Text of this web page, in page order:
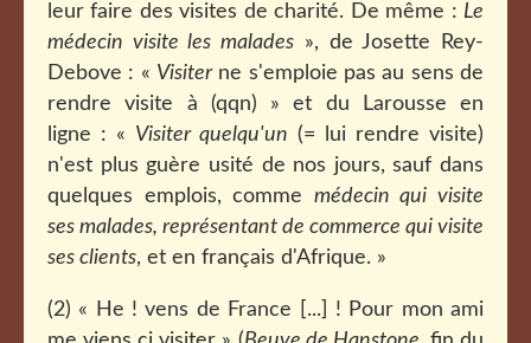
leur faire des visites de charité. De même : Le
médecin visite les malades », de Josette Rey-
Debove : « Visiterne s'emploie pas au sens de
rendre visite à (qqn) » et du Larousse en
ligne : « Visiter quelqu'un (= lui rendre visite)
n'est plus guère usité de nos jours, sauf dans
quelques emplois, comme médecin qui visite
ses malades, représentant de commerce qui visite
ses clients, et en français d'Afrique. »
(2) « He ! vens de France [...] ! Pour mon ami